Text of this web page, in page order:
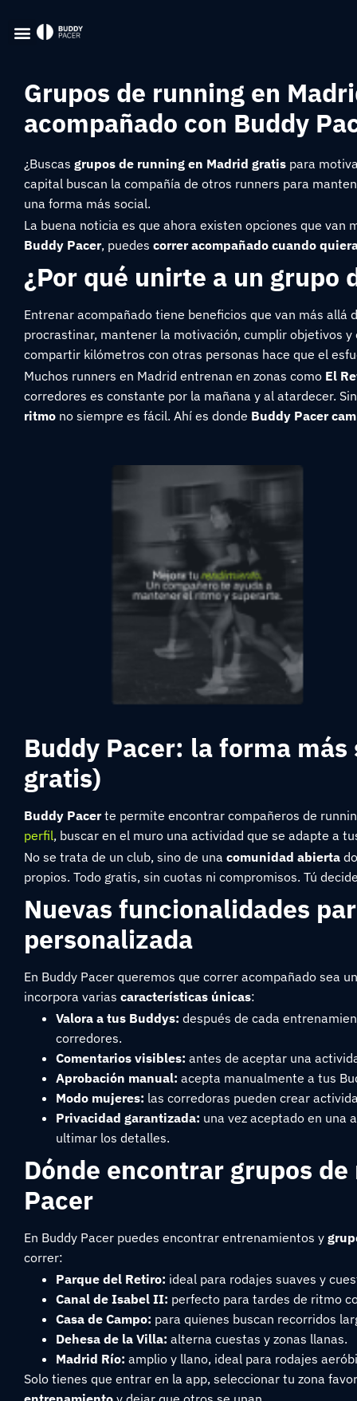
Grupos de running en
acompañado con Buddy
¿Buscas grupos de running en Madrid gratis para
capital buscan la compañía de otros runners para
una forma más social.
La buena noticia es que ahora existen opciones que van
Buddy Pacer, puedes correr acompañado cuando
¿Por qué unirte a un grupo
Entrenar acompañado tiene beneficios que van más allá
procrastinar, mantener la motivación, cumplir objetivos
compartir kilómetros con otras personas hace que el
Muchos runners en Madrid entrenan en zonas como El
corredores es constante por la mañana y al atardecer.
ritmo no siempre es fácil. Ahí es donde Buddy Pacer
Buddy Pacer: la forma
gratis)
Buddy Pacerte permite encontrar compañeros de
perfil, buscar en el muro una actividad que se adapte a
No se trata de un club, sino de una comunidad abierta
propios. Todo gratis, sin cuotas ni compromisos. Tú
Nuevas funcionalidades
personalizada
En Buddy Pacer queremos que correr acompañado sea
incorpora varias características únicas:
Valora a tus Buddys: después de cada
corredores.
Comentarios visibles: antes de aceptar una
Aprobación manual: acepta manualmente a tus
Modo mujeres: las corredoras pueden crear
Privacidad garantizada: una vez aceptado en una
ultimar los detalles.
Dónde encontrar grupos
Pacer
En Buddy Pacer puedes encontrar entrenamientos y
correr:
Parque del Retiro: ideal para rodajes suaves y
Canal de Isabel II: perfecto para tardes de ritmo
Casa de Campo: para quienes buscan recorridos
Dehesa de la Villa: alterna cuestas y zonas llanas.
Madrid Río: amplio y llano, ideal para rodajes
Solo tienes que entrar en la app, seleccionar tu zona